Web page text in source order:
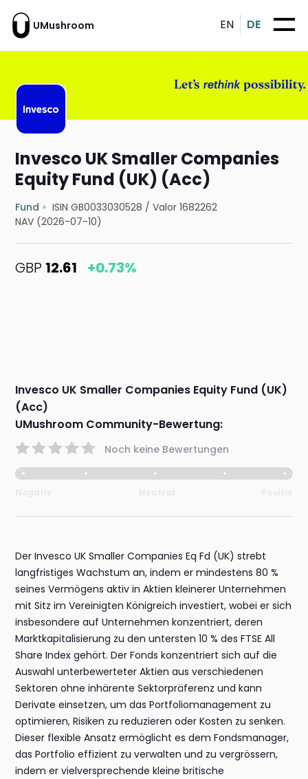
UMushroom EN DE
Invesco UK Smaller Companies
Equity Fund (UK) (Acc)
Fund ISIN GB0033030528 /Valor 1682262
NAV (2026-07-10)
GBP 12.61 +0.73%
Invesco UK Smaller Companies Equity Fund (UK)
(Acc)
UMushroom Community-Bewertung:
Noch keine Bewertungen
Der Invesco UK Smaller Companies Eq Fd (UK) strebt
langfristiges Wachstum an, indem er mindestens 80 %
seines Vermögens aktiv in Aktien kleinerer Unternehmen
mit Sitz im Vereinigten Königreich investiert, wobei er sich
insbesondere auf Unternehmen konzentriert, deren
Marktkapitalisierung zu den untersten 10 % des FTSE All
Share Index gehört. Der Fonds konzentriert sich auf die
Auswahl unterbewerteter Aktien aus verschiedenen
Sektoren ohne inhärente Sektorpräferenz und kann
Derivate einsetzen, um das Portfoliomanagement zu
optimieren, Risiken zu reduzieren oder Kosten zu senken.
Dieser flexible Ansatz ermöglicht es dem Fondsmanager,
das Portfolio effizient zu verwalten und zu vergrössern,
indem er vielversprechende kleine britische